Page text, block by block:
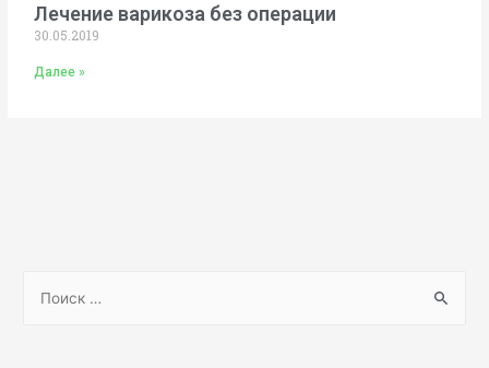
Лечение варикоза без операции
30.05.2019
Далее »